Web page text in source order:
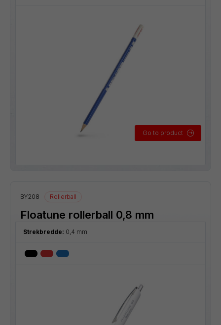
Go to product
BY208 Rollerball
Floatune rollerball 0,8 mm
Strekbredde: 0,4 mm